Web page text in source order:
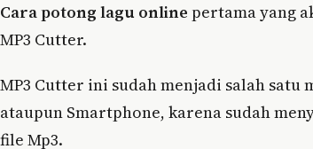
Cara potong lagu online pertama yang
MP3 Cutter.
MP3 Cutter ini sudah menjadi salah
ataupun Smartphone, karena sudah
file Mp3.